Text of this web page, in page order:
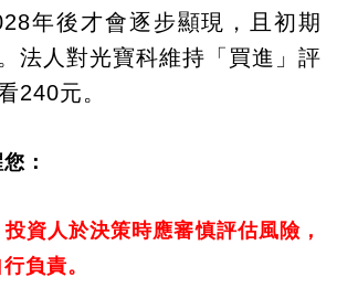
年後才會逐步顯現，且初期
法人對光寶科維持「買進」評
240元。
：
資人於決策時應審慎評估風險，
負責。